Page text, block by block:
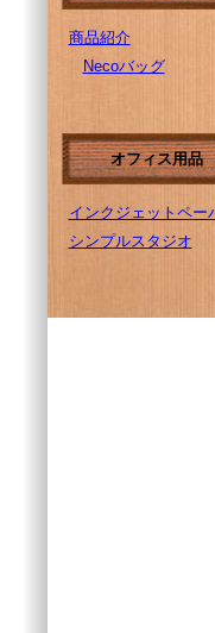
商品紹介
Necoバッグ
オフィス用品
インクジェットペー
シンプルスタジオ